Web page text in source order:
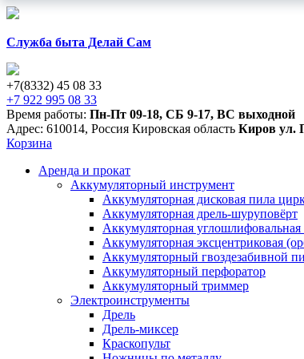
Служба быта Делай Сам
+7(8332) 45 08 33
+7 922 995 08 33
Время работы: Пн-Пт 09-18, СБ 9-17, ВС выходной
Адрес: 610014, Россия Кировская область Киров ул.
Корзина
Аренда и прокат
Аккумуляторный инструмент
Аккумуляторная дисковая пила
Аккумуляторная дрель-шуруповёрт
Аккумуляторная
Аккумуляторная эксцентриковая
Аккумуляторный гвоздезабивной
Аккумуляторный перфоратор
Аккумуляторный триммер
Электроинструменты
Дрель
Дрель-миксер
Краскопульт